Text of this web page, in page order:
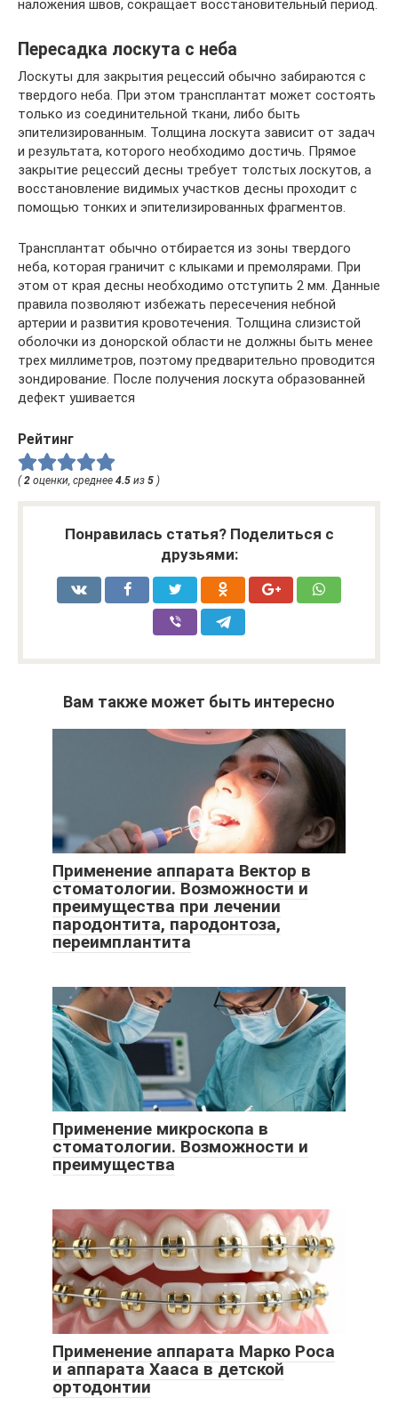
наложения швов, сокращает восстановительный период.
Пересадка лоскута с неба
Лоскуты для закрытия рецессий обычно забираются с
твердого неба. При этом трансплантат может состоять
только из соединительной ткани, либо быть
эпителизированным. Толщина лоскута зависит от задач
и результата, которого необходимо достичь. Прямое
закрытие рецессий десны требует толстых лоскутов, а
восстановление видимых участков десны проходит с
помощью тонких и эпителизированных фрагментов.
Трансплантат обычно отбирается из зоны твердого
неба, которая граничит с клыками и премолярами. При
этом от края десны необходимо отступить 2 мм. Данные
правила позволяют избежать пересечения небной
артерии и развития кровотечения. Толщина слизистой
оболочки из донорской области не должны быть менее
трех миллиметров, поэтому предварительно проводится
зондирование. После получения лоскута образованней
дефект ушивается
Рейтинг
( 2 оценки, среднее 4.5 из 5 )
Понравилась статья? Поделиться с
друзьями:
Вам также может быть интересно
Применение аппарата Вектор в
стоматологии. Возможности и
преимущества при лечении
пародонтита, пародонтоза,
переимплантита
Применение микроскопа в
стоматологии. Возможности и
преимущества
Применение аппарата Марко Роса
и аппарата Хааса в детской
ортодонтии